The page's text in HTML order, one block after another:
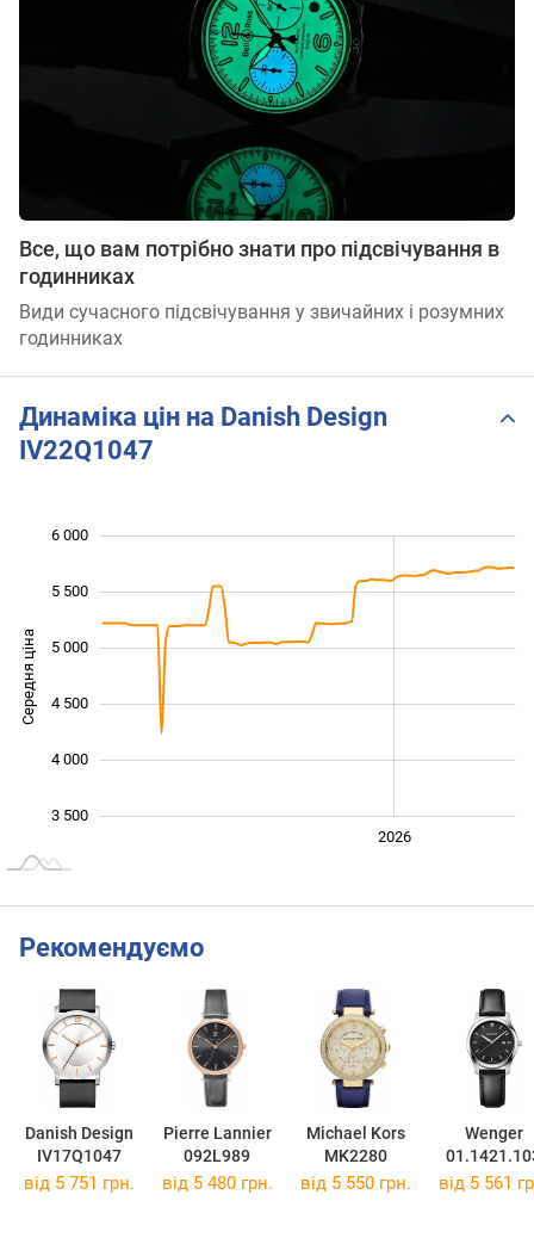
Все, що вам потрібно знати про підсвічування в
годинниках
Види сучасного підсвічування у звичайних і розумних
годинниках
Динаміка цін на Danish Design
IV22Q1047
Середня ціна
3 500
4 000
4 500
5 000
5 500
6 000
2026
Рекомендуємо
Danish Design
IV17Q1047
Pierre Lannier
092L989
Michael Kors
MK2280
Wenger
від 5 751 грн. від 5 480 грн. від 5 550 грн. від 5 561